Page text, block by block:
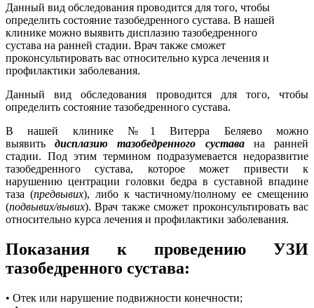
Данный вид обследования проводится для того, чтобы
определить состояние тазобедренного сустава. В нашей
клинике можно выявить дисплазию тазобедренного
сустава на ранней стадии. Врач также сможет
проконсультировать вас относительно курса лечения и
профилактики заболевания.
Данный вид обследования проводится для того, чтобы
определить состояние тазобедренного сустава.
В нашей клинике №1 Витерра Беляево можно
выявитьдисплазию тазобедренного суставана ранней
стадии. Под этим термином подразумевается недоразвитие
тазобедренного сустава, которое может привести к
нарушению центрации головки бедра в суставной впадине
таза (предвывих), либо к частичному/полному ее смещению
(подвывих/вывих). Врач также сможет проконсультировать вас
относительно курса лечения и профилактики заболевания.
Показания к проведению УЗИ
тазобедренного сустава:
• Отек или нарушение подвижности конечности;